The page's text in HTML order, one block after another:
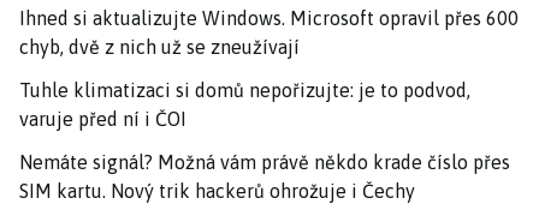
Ihned si aktualizujte Windows. Microsoft opravil přes 600
chyb, dvě z nich už se zneužívají
Tuhle klimatizaci si domů nepořizujte: je to podvod,
varuje před ní i ČOI
Nemáte signál? Možná vám právě někdo krade číslo přes
SIM kartu. Nový trik hackerů ohrožuje i Čechy